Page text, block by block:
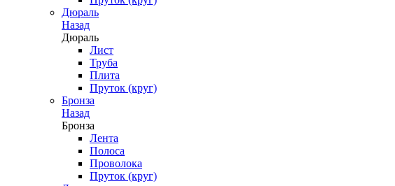
Дюраль
Назад
Дюраль
Лист
Труба
Плита
Пруток (круг)
Бронза
Назад
Бронза
Лента
Полоса
Проволока
Пруток (круг)